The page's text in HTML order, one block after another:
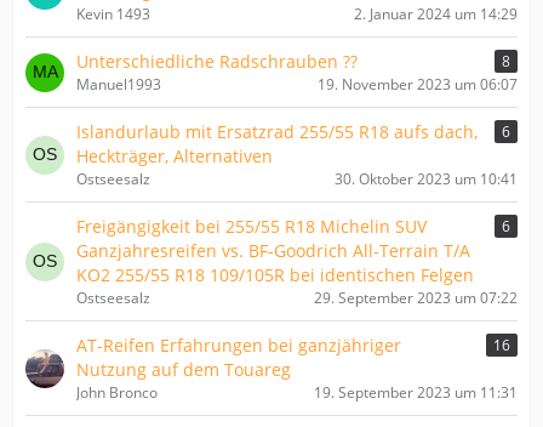
Kevin 1493 2. Januar 2024 um 14:29
Unterschiedliche Radschrauben ??
8
Manuel1993
19. November 2023 um 06:07
Islandurlaub mit Ersatzrad 255/55 R18 aufs dach,
Heckträger, Alternativen
6
Ostseesalz 30. Oktober 2023 um 10:41
Freigängigkeit bei 255/55 R18 Michelin SUV
Ganzjahresreifen vs. BF-Goodrich All-Terrain T/A
KO2 255/55 R18 109/105R bei identischen Felgen
6
Ostseesalz 29. September 2023 um 07:22
AT-Reifen Erfahrungen bei ganzjähriger
Nutzung auf dem Touareg
16
John Bronco 19. September 2023 um 11:31